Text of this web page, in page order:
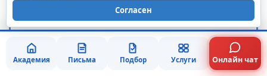
Академия Письма Подбор Услуги Онлайн чат
Заказать консультацию
Согласен